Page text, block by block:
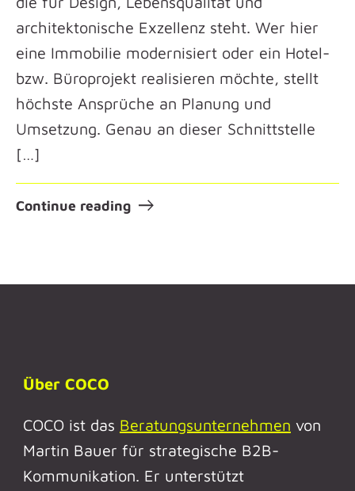
architektonische Exzellenz steht. Wer hier
eine Immobilie modernisiert oder ein Hotel-
bzw. Büroprojekt realisieren möchte, stellt
höchste Ansprüche an Planung und
Umsetzung. Genau an dieser Schnittstelle
[…]
Continue reading
Über COCO
COCO ist das Beratungsunternehmen von
Martin Bauer für strategische B2B-
Kommunikation. Er unterstützt